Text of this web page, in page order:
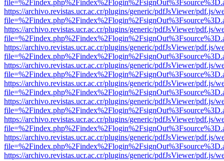
https://archivo.revistas.ucr.ac.cr/plugins/generic/pdfJsViewer/pdf.js/
https://archivo.revistas.ucr.ac.cr/plugins/generic/pdfJsViewer/pdf.js/
https://archivo.revistas.ucr.ac.cr/plugins/generic/pdfJsViewer/pdf.js/
https://archivo.revistas.ucr.ac.cr/plugins/generic/pdfJsViewer/pdf.js/
https://archivo.revistas.ucr.ac.cr/plugins/generic/pdfJsViewer/pdf.js/
https://archivo.revistas.ucr.ac.cr/plugins/generic/pdfJsViewer/pdf.js/
https://archivo.revistas.ucr.ac.cr/plugins/generic/pdfJsViewer/pdf.js/
https://archivo.revistas.ucr.ac.cr/plugins/generic/pdfJsViewer/pdf.js/
https://archivo.revistas.ucr.ac.cr/plugins/generic/pdfJsViewer/pdf.js/